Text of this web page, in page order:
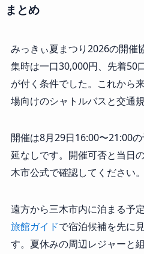
まとめ
みっきぃ夏まつり2026の開催
集時は一口30,000円、先着50
が付く条件でした。これから
場向けのシャトルバスと交通
開催は8月29日16:00〜21:00
延なしです。開催可否と当日
木市公式で確認してください。
遠方から三木市内に泊まる予定
旅館ガイドで宿泊候補を先に
す。夏休みの周辺レジャーと